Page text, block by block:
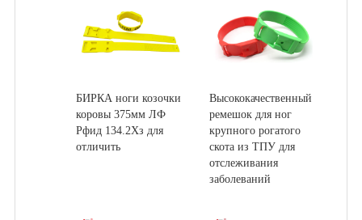
БИРКА ноги козочки
коровы 375мм ЛФ
Рфид 134.2Хз для
отличить
Высококачественный
ремешок для ног
крупного рогатого
скота из ТПУ для
отслеживания
заболеваний